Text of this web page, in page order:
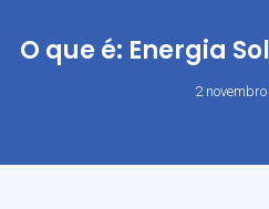
O que é: Energia
2